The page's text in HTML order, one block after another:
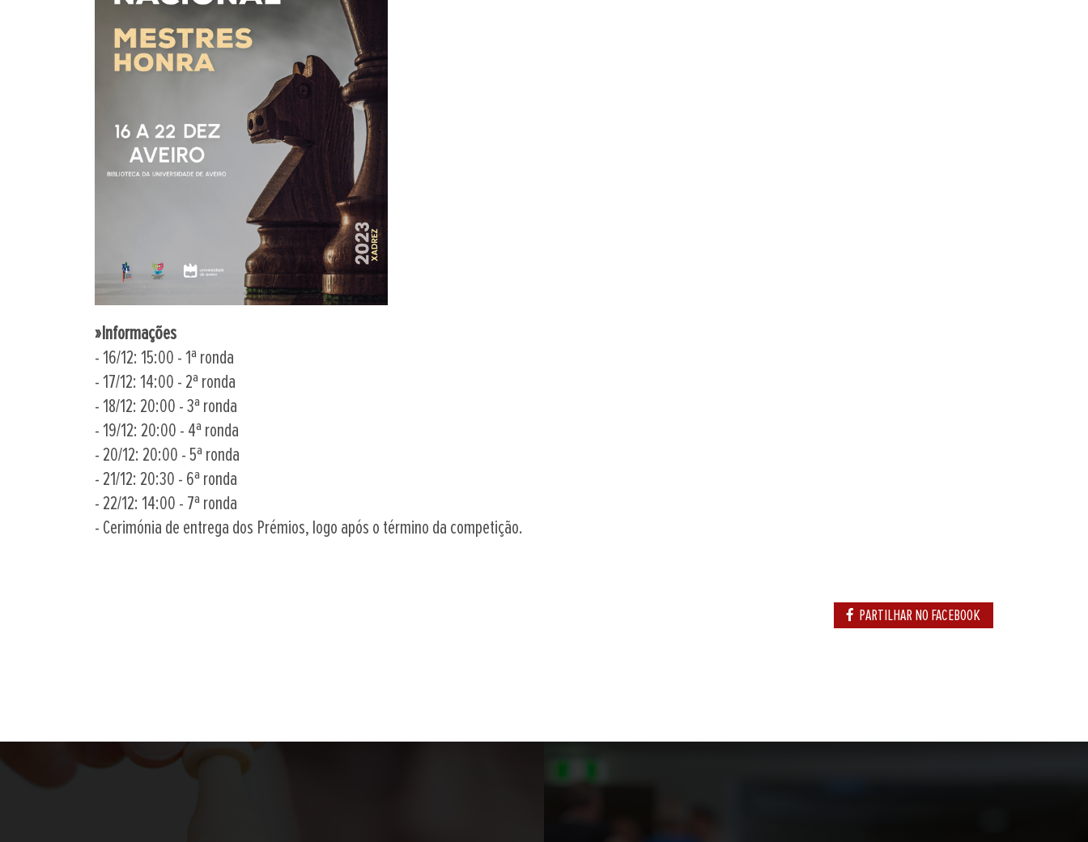
»Informações
- 16/12: 15:00 - 1ª ronda
- 17/12: 14:00 - 2ª ronda
- 18/12: 20:00 - 3ª ronda
- 19/12: 20:00 - 4ª ronda
- 20/12: 20:00 - 5ª ronda
- 21/12: 20:30 - 6ª ronda
- 22/12: 14:00 - 7ª ronda
- Cerimónia de entrega dos Prémios, logo após o término da competição.
PARTILHAR NO FACEBOOK